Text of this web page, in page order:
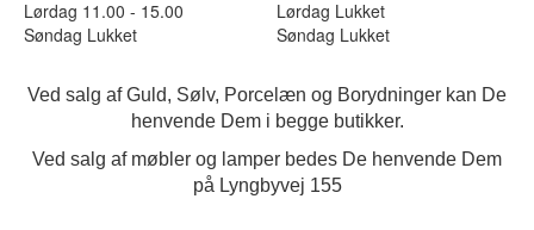
Lørdag 11.00 - 15.00
Lørdag Lukket
Søndag Lukket
Søndag Lukket
Ved salg af Guld, Sølv, Porcelæn og Borydninger kan De
henvende Dem i begge butikker.
Ved salg af møbler og lamper bedes De henvende Dem
på Lyngbyvej 155